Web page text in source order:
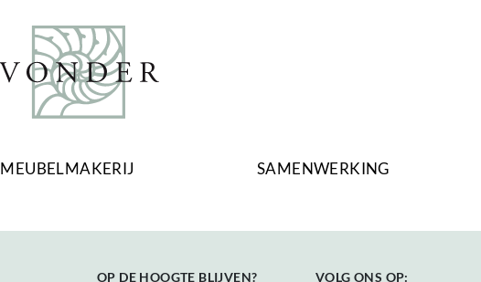
MEUBELMAKERIJ SAMENWERKING
OP DE HOOGTE BLIJVEN? VOLG ONS OP: